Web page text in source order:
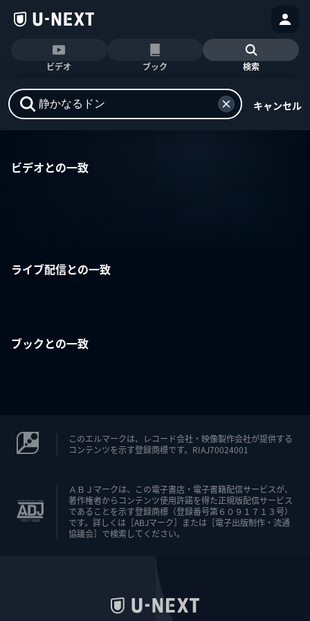
ビデオ ブック 検索
キャンセル
ビデオとの一致
ライブ配信との一致
ブックとの一致
このエルマークは、レコード会社・映像製作会社が提供する
コンテンツを示す登録商標です。RIAJ70024001
ＡＢＪマークは、この電子書店・電子書籍配信サービスが、
著作権者からコンテンツ使用許諾を得た正規版配信サービス
であることを示す登録商標（登録番号第６０９１７１３号）
です。詳しくは［ABJマーク］または［電子出版制作・流通
協議会］で検索してください。